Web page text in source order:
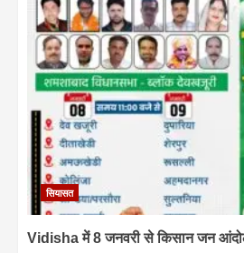
सियासत
Vidisha में 8 जनवरी से किसान जन